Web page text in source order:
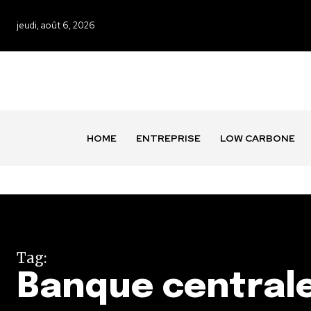
jeudi, août 6, 2026
HOME ENTREPRISE LOW CARBONE
Tag:
Banque